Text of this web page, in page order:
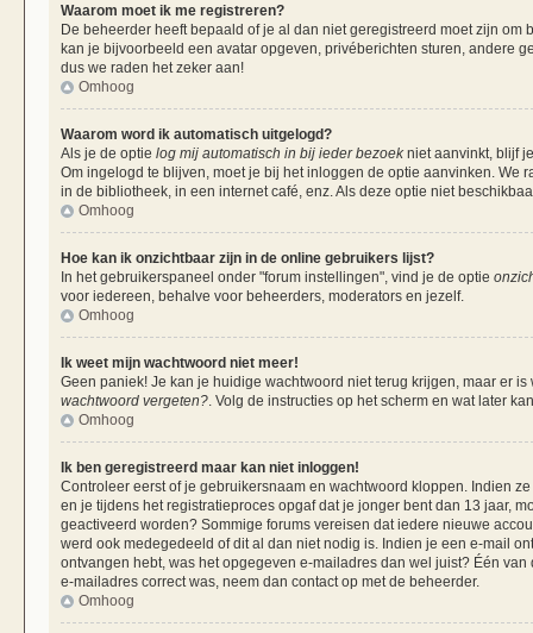
Waarom moet ik me registreren?
De beheerder heeft bepaald of je al dan niet geregistreerd moet zijn
kan je bijvoorbeeld een avatar opgeven, privéberichten sturen, andere
dus we raden het zeker aan!
Omhoog
Waarom word ik automatisch uitgelogd?
Als je de optie log mij automatisch in bij ieder bezoekniet aanvinkt, blijf
Om ingelogd te blijven, moet je bij het inloggen de optie aanvinken. We
in de bibliotheek, in een internet café, enz. Als deze optie niet
Omhoog
Hoe kan ik onzichtbaar zijn in de online gebruikers lijst?
In het gebruikerspaneel onder "forum instellingen", vind je de optie
voor iedereen, behalve voor beheerders, moderators en jezelf.
Omhoog
Ik weet mijn wachtwoord niet meer!
Geen paniek! Je kan je huidige wachtwoord niet terug krijgen, maar er
wachtwoord vergeten? . Volg de instructies op het scherm en wat later
Omhoog
Ik ben geregistreerd maar kan niet inloggen!
Controleer eerst of je gebruikersnaam en wachtwoord kloppen. Indien
en je tijdens het registratieproces opgaf dat je jonger bent dan 13 jaar,
geactiveerd worden? Sommige forums vereisen dat iedere nieuwe
werd ook medegedeeld of dit al dan niet nodig is. Indien je een e-mail
ontvangen hebt, was het opgegeven e-mailadres dan wel juist? Één
e-mailadres correct was, neem dan contact op met de beheerder.
Omhoog